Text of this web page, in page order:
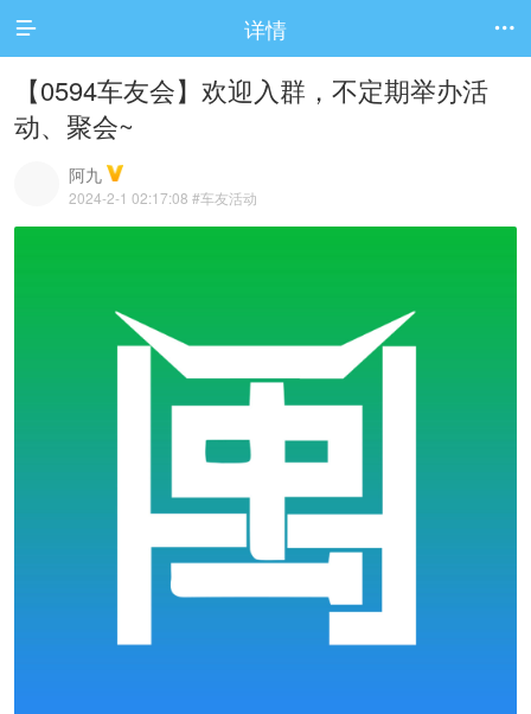
 详情 
【0594车友会】欢迎入群，不定期举办活
动、聚会~
阿九
2024-2-1 02:17:08 #车友活动